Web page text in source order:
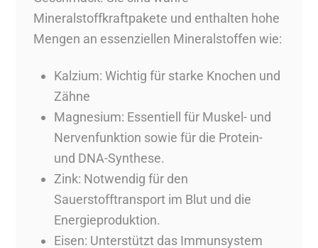
Mineralstoffkraftpakete und enthalten hohe
Mengen an essenziellen Mineralstoffen wie:
Kalzium: Wichtig für starke Knochen und
Zähne
Magnesium: Essentiell für Muskel- und
Nervenfunktion sowie für die Protein-
und DNA-Synthese.
Zink: Notwendig für den
Sauerstofftransport im Blut und die
Energieproduktion.
Eisen: Unterstützt das Immunsystem